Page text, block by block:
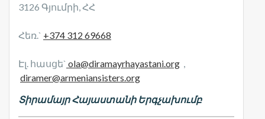
3126 Գյումրի, ՀՀ
Հեռ.` +374 312 69668
Էլ. հասցե` ola@diramayrhayastani.org
diramer@armeniansisters.org
Տիրամայր Հայաստանի Երգչախումբ